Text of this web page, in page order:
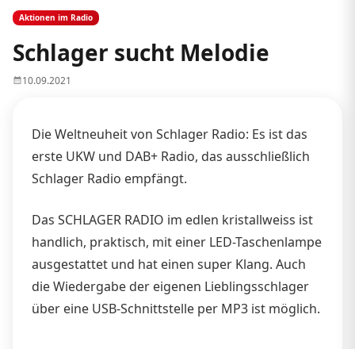
Aktionen im Radio
Schlager sucht Melodie
10.09.2021
Die Weltneuheit von Schlager Radio: Es ist das
erste UKW und DAB+ Radio, das ausschließlich
Schlager Radio empfängt.
Das SCHLAGER RADIO im edlen kristallweiss ist
handlich, praktisch, mit einer LED-Taschenlampe
ausgestattet und hat einen super Klang. Auch
die Wiedergabe der eigenen Lieblingsschlager
über eine USB-Schnittstelle per MP3 ist möglich.